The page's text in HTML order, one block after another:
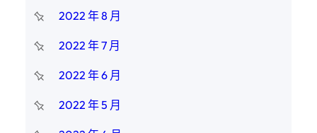
2022 年 8 月
2022 年 7 月
2022 年 6 月
2022 年 5 月